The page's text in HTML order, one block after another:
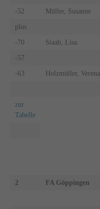
-52 Müller, Susanne
plus
-70 Staab, Lisa
-57
-63 Holzmüller, Verena
zur
Tabelle
2 FA Göppingen